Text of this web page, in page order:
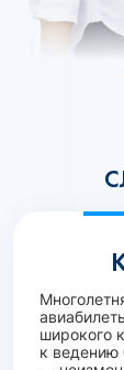
широкого
к ведению